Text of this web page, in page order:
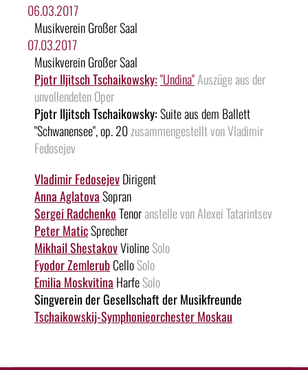
06.03.2017
Musikverein Großer Saal
07.03.2017
Musikverein Großer Saal
Pjotr Iljitsch Tschaikowsky:"Undina"Auszüge aus der
unvollendeten Oper
Pjotr Iljitsch Tschaikowsky:Suite aus dem Ballett
"Schwanensee", op. 20zusammengestellt von Vladimir
Fedosejev
Vladimir FedosejevDirigent
Anna AglatovaSopran
Sergei RadchenkoTenoranstelle von Alexei Tatarintsev
Peter MaticSprecher
Mikhail ShestakovViolineSolo
Fyodor ZemlerubCelloSolo
Emilia Moskvitina HarfeSolo
Singverein der Gesellschaft der Musikfreunde
Tschaikowskij-Symphonieorchester Moskau